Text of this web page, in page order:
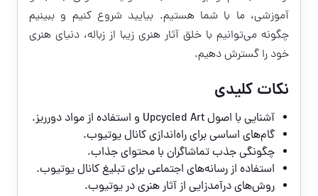
آموزشی، ما با شما هستیم. بیایید شروع کنیم و ببینیم
چگونه می‌توانیم با خلق آثار هنری زیبا از زباله، دنیای هنری
خود را گسترش دهیم.
نکات کلیدی
آشنایی با اصول Upcycled Art و استفاده از مواد دورریز.
گام‌های اساسی برای راه‌اندازی کانال یوتیوب.
چگونگی جذب تماشاگران با محتوای جذاب.
استفاده از رسانه‌های اجتماعی برای تبلیغ کانال یوتیوب.
روش‌های درآمدزایی از آثار هنری در یوتیوب.